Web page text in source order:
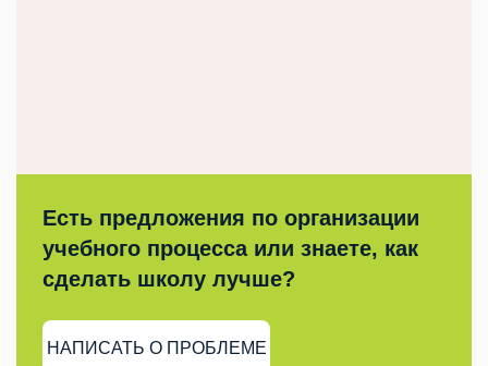
Есть предложения по организации
учебного процесса или знаете, как
сделать школу лучше?
НАПИСАТЬ О ПРОБЛЕМЕ